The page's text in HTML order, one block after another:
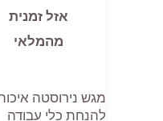
אזל זמנית
מהמלאי
מגש נירוסטה
להנחת כלי עבודה